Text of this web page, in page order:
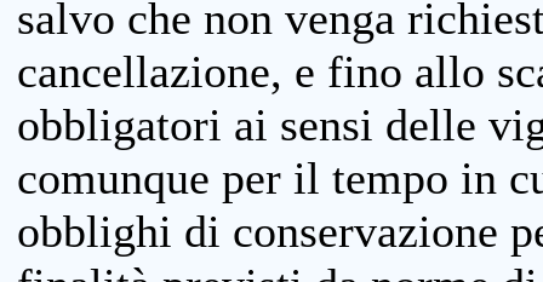
salvo che non venga
cancellazione, e fino allo
obbligatori ai sensi delle
comunque per il tempo in
obblighi di conservazione